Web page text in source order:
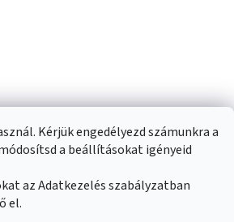
Kérjük engedélyezd számunkra a
a beállításokat igényeid
az Adatkezelés szabályzatban
el.
Shoptet készítette